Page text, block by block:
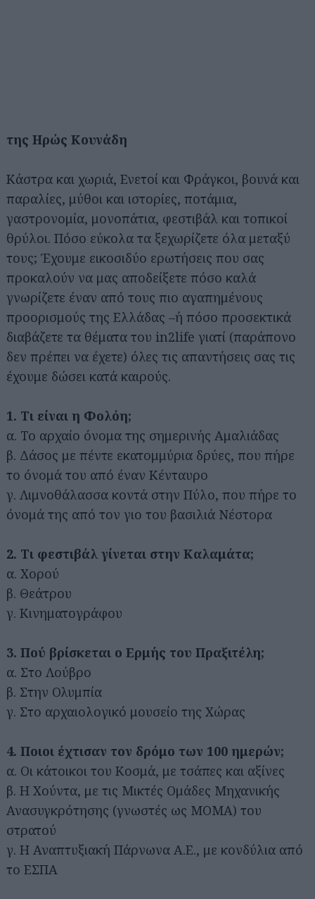
της Ηρώς Κουνάδη
Κάστρα και χωριά, Ενετοί και Φράγκοι, βουνά και
παραλίες, μύθοι και ιστορίες, ποτάμια,
γαστρονομία, μονοπάτια, φεστιβάλ και τοπικοί
θρύλοι. Πόσο εύκολα τα ξεχωρίζετε όλα μεταξύ
τους; Έχουμε εικοσιδύο ερωτήσεις που σας
προκαλούν να μας αποδείξετε πόσο καλά
γνωρίζετε έναν από τους πιο αγαπημένους
προορισμούς της Ελλάδας –ή πόσο προσεκτικά
διαβάζετε τα θέματα του in2life γιατί (παράπονο
δεν πρέπει να έχετε) όλες τις απαντήσεις σας τις
έχουμε δώσει κατά καιρούς.
1. Τι είναι η Φολόη;
α. Το αρχαίο όνομα της σημερινής Αμαλιάδας
β. Δάσος με πέντε εκατομμύρια δρύες, που πήρε
το όνομά του από έναν Κένταυρο
γ. Λιμνοθάλασσα κοντά στην Πύλο, που πήρε το
όνομά της από τον γιο του βασιλιά Νέστορα
2. Τι φεστιβάλ γίνεται στην Καλαμάτα;
α. Χορού
β. Θεάτρου
γ. Κινηματογράφου
3. Πού βρίσκεται ο Ερμής του Πραξιτέλη;
α. Στο Λούβρο
β. Στην Ολυμπία
γ. Στο αρχαιολογικό μουσείο της Χώρας
4. Ποιοι έχτισαν τον δρόμο των 100 ημερών;
α. Οι κάτοικοι του Κοσμά, με τσάπες και αξίνες
β. Η Χούντα, με τις Μικτές Ομάδες Μηχανικής
Ανασυγκρότησης (γνωστές ως ΜΟΜΑ) του
στρατού
γ. Η Αναπτυξιακή Πάρνωνα Α.Ε., με κονδύλια από
το ΕΣΠΑ